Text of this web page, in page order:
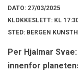
DATO: 27/03/2025
KLOKKESLETT: KL
STED: BERGEN
Per Hjalmar
innenfor